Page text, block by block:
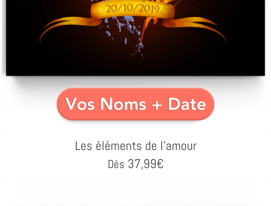
Les éléments de l'amour
Dès 37,99€